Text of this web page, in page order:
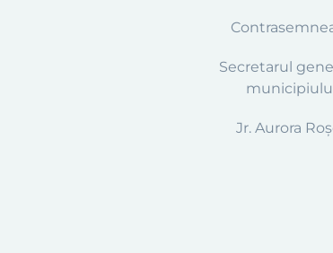
Secretarul
Jr. Aurora